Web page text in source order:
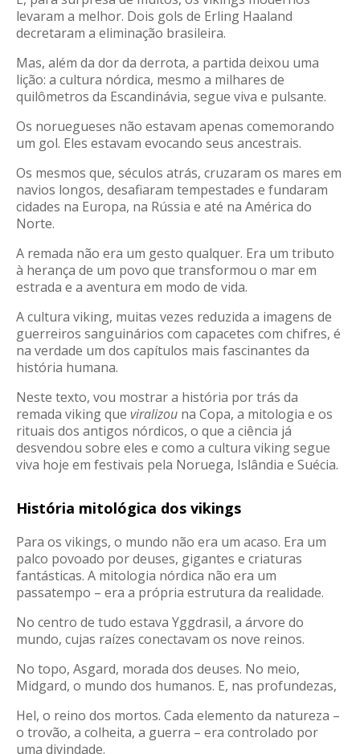
levaram a melhor. Dois gols de Erling Haaland
decretaram a eliminação brasileira.
Mas, além da dor da derrota, a partida deixou uma
lição: a cultura nórdica, mesmo a milhares de
quilômetros da Escandinávia, segue viva e pulsante.
Os noruegueses não estavam apenas comemorando
um gol. Eles estavam evocando seus ancestrais.
Os mesmos que, séculos atrás, cruzaram os mares em
navios longos, desafiaram tempestades e fundaram
cidades na Europa, na Rússia e até na América do
Norte.
A remada não era um gesto qualquer. Era um tributo
à herança de um povo que transformou o mar em
estrada e a aventura em modo de vida.
A cultura viking, muitas vezes reduzida a imagens de
guerreiros sanguinários com capacetes com chifres, é
na verdade um dos capítulos mais fascinantes da
história humana.
Neste texto, vou mostrar a história por trás da
remada viking que viralizou na Copa, a mitologia e os
rituais dos antigos nórdicos, o que a ciência já
desvendou sobre eles e como a cultura viking segue
viva hoje em festivais pela Noruega, Islândia e Suécia.
História mitológica dos vikings
Para os vikings, o mundo não era um acaso. Era um
palco povoado por deuses, gigantes e criaturas
fantásticas. A mitologia nórdica não era um
passatempo – era a própria estrutura da realidade.
No centro de tudo estava Yggdrasil, a árvore do
mundo, cujas raízes conectavam os nove reinos.
No topo, Asgard, morada dos deuses. No meio,
Midgard, o mundo dos humanos. E, nas profundezas,
Hel, o reino dos mortos. Cada elemento da natureza –
o trovão, a colheita, a guerra – era controlado por
uma divindade.